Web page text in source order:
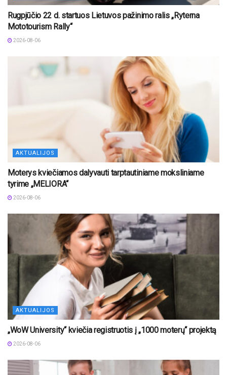
Rugpjūčio 22 d. startuos Lietuvos pažinimo ralis „Ryterna
Mototourism Rally“
2026-08-06
AKTUALIJOS
Moterys kviečiamos dalyvauti tarptautiniame moksliniame
tyrime „MELIORA“
2026-08-06
AKTUALIJOS
„WoW University“ kviečia registruotis į „1000 moterų“ projektą
2026-08-06